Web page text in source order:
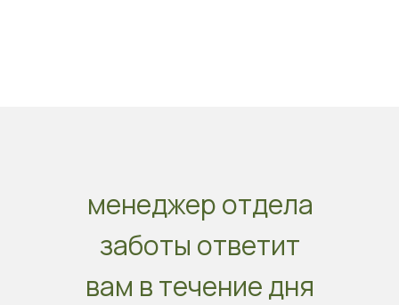
менеджер отдела
заботы ответит
вам в течение дня